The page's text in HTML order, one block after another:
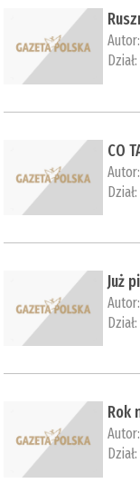
Autor:
Dział:
CO
Autor:
Dział:
Już
Autor:
Dział:
Rok
Autor:
Dział: